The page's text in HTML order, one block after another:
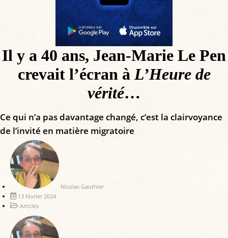
Il y a 40 ans, Jean-Marie Le Pen
crevait l’écran àL’Heure de
vérité…
Ce qui n’a pas davantage changé, c’est la clairvoyance
de l’invité en matière migratoire
Nicolas Gauthier
13 février 2024
Articles